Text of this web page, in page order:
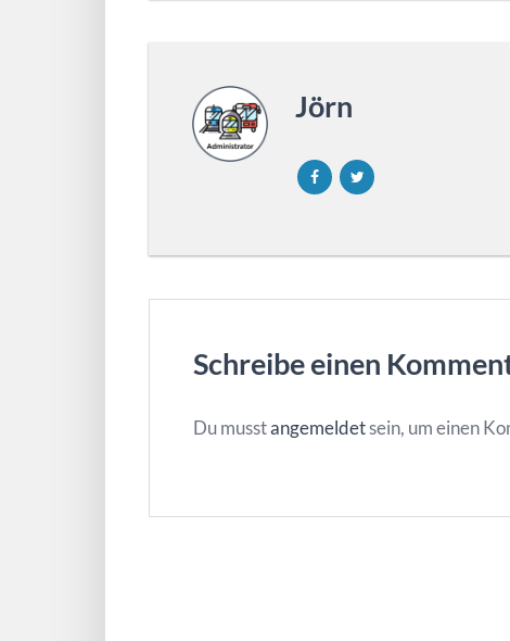
Jörn
Schreibe einen
Du musstangemeldetsein, um einen